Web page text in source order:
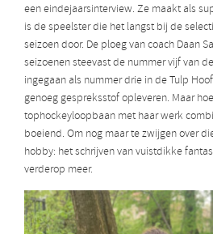
een eindejaarsinterview. Ze maakt als
is de speelster die het langst bij de
seizoen door. De ploeg van coach Daan
seizoenen steevast de nummer vijf van
ingegaan als nummer drie in de Tulp
genoeg gespreksstof opleveren. Maar
tophockeyloopbaan met haar werk
boeiend. Om nog maar te zwijgen over
hobby: het schrijven van vuistdikke
verderop meer.